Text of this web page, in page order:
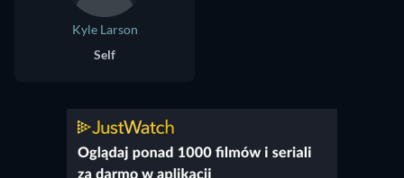
Kyle Larson
Self